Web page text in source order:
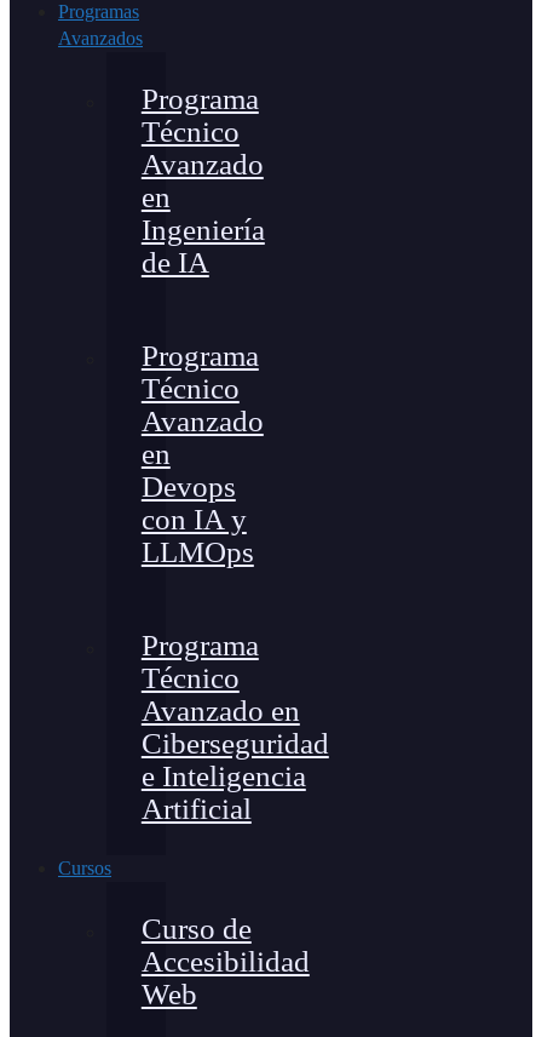
Programas
Avanzados
Programa
Técnico
Avanzado
en
Ingeniería
de IA
Programa
Técnico
Avanzado
en
Devops
con IA y
LLMOps
Programa
Técnico
Avanzado en
Ciberseguridad
e Inteligencia
Artificial
Cursos
Curso de
Accesibilidad
Web